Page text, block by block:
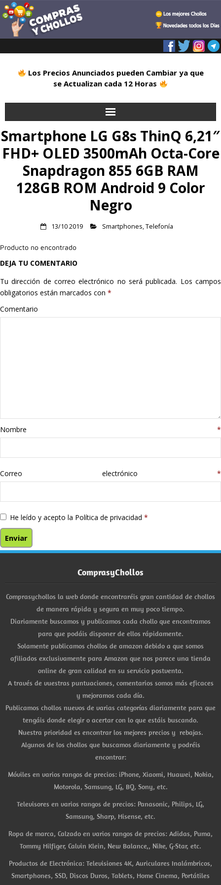
Los Precios Anunciados pueden Cambiar ya que
se Actualizan cada 12 Horas
Inicio
Alimentación
Blog
Listas
Moda
Smartphone LG G8s ThinQ 6,21″
FHD+ OLED 3500mAh Octa-Core
Snapdragon 855 6GB RAM
128GB ROM Android 9 Color
Negro
13/10 2019 Smartphones,Telefonía
Producto no encontrado
DEJA TU COMENTARIO
Tu dirección de correo electrónico no será publicada. Los campos
obligatorios están marcados con *
Comentario
Nombre *
Correo electrónico *
He leído y acepto la Política de privacidad *
ComprasyChollos
Comprasychollos la web donde encontraréis gran cantidad de chollos
de manera rápida y segura en muy poco tiempo.
Diariamente buscamos y publicamos cada chollo que encontramos
para que podáis disponer de ellos rápidamente.
Solamente publicamos chollos de amazon debido a que somos
afiliados exclusivamente para Amazon que nos parece una tienda
online de gran calidad en su servicio postventa.
A través de vuestras puntuaciones, comentarios somos más eficaces
y mejoramos cada día.
Publicamos chollos nuevos de varias categorías diariamente para que
tengáis donde elegir o acertar con lo que estáis buscando.
Nuestra prioridad es encontrar los mejores precios y rebajas.
Algunos de los chollos que buscamos diariamente y podréis
encontrar:
Móviles en varios rangos de precios: iPhone, Xiaomi, Huawei, Nokia,
Motorola, Samsung, LG, BQ, Sony, etc.
Televisores en varios rangos de precios: Panasonic, Philips, LG,
Samsung, Sharp, Hisense, etc.
Ropa de marca, Calzado en varios rangos de precios: Adidas, Puma,
Tommy Hilfiger, Calvin Klein, New Balance,, Nike, G-Star, etc.
Productos de Electrónica: Televisiones 4K, Auriculares Inalámbricos,
Smartphones, SSD, Discos Duros, Tablets, Home Cinema, Portátiles